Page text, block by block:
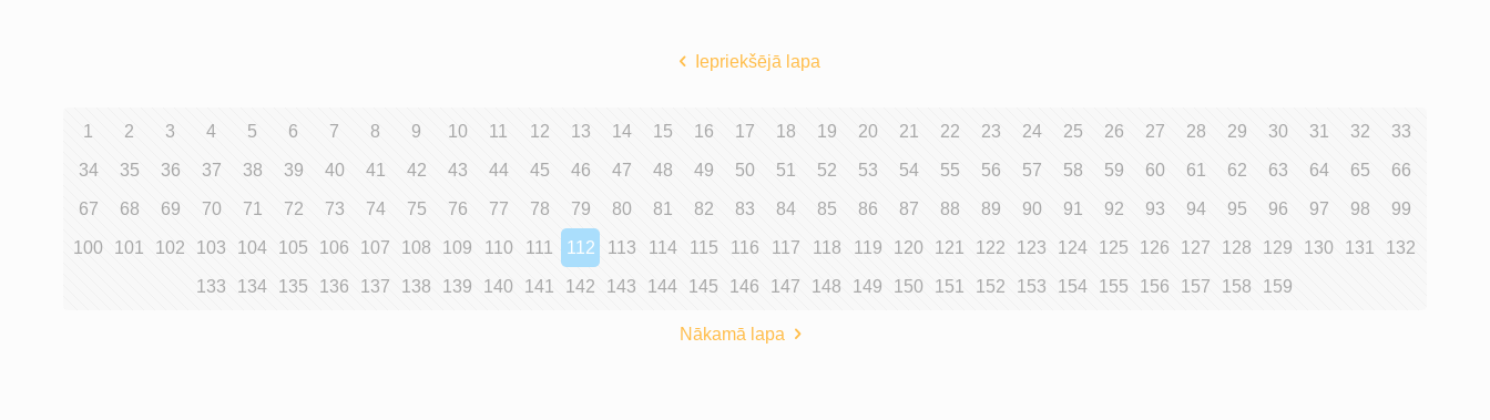
Iepriekšējā lapa
1 2 3 4 5 6 7 8 9 10 11 12 13 14 15 16 17 18 19 20 21 22 23 24 25 26 27 28 29 30 31 32 33
34 35 36 37 38 39 40 41 42 43 44 45 46 47 48 49 50 51 52 53 54 55 56 57 58 59 60 61 62 63 64 65 66
67 68 69 70 71 72 73 74 75 76 77 78 79 80 81 82 83 84 85 86 87 88 89 90 91 92 93 94 95 96 97 98 99
100 101 102 103 104 105 106 107 108 109 110 111 112 113 114 115 116 117 118 119 120 121 122 123 124 125 126 127 128 129 130 131 132
133 134 135 136 137 138 139 140 141 142 143 144 145 146 147 148 149 150 151 152 153 154 155 156 157 158 159
Nākamā lapa